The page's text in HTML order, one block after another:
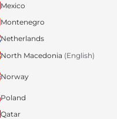
Mexico
Montenegro
Netherlands
North Macedonia (English)
Norway
Poland
Qatar